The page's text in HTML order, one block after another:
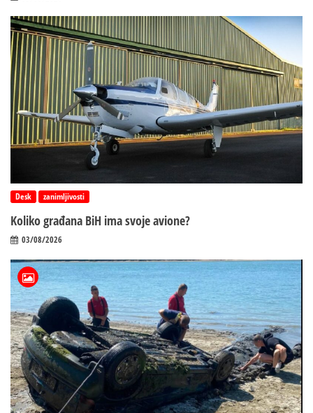
Desk zanimljivosti
Koliko građana BiH ima svoje avione?
03/08/2026